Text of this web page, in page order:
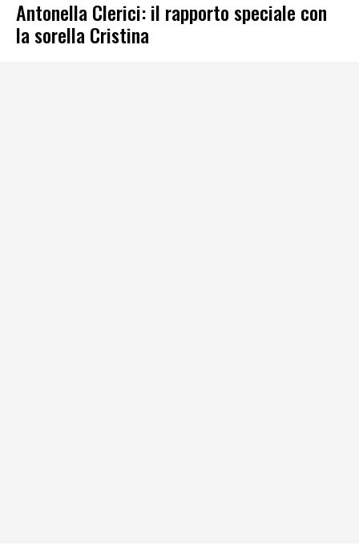
Antonella Clerici: il rapporto speciale con
la sorella Cristina